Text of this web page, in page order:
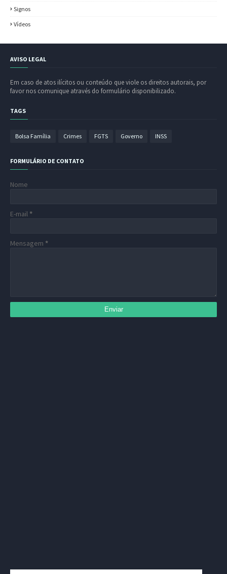
Signos
Vídeos
AVISO LEGAL
Em caso de atos ilícitos ou conteúdo que viole os direitos autorais, por
favor nos comunique através do formulário disponibilizado.
TAGS
Bolsa Família Crimes FGTS Governo INSS
FORMULÁRIO DE CONTATO
Nome
E-mail *
Mensagem *